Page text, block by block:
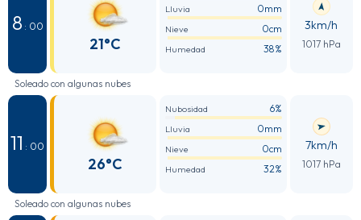
8 : 00
21°C
Lluvia 0mm
Nieve 0cm
Humedad 38%
3km/h
1017 hPa
Soleado con algunas nubes
11 : 00
26°C
Nubosidad 6%
Lluvia 0mm
Nieve 0cm
Humedad 32%
7km/h
1017 hPa
Soleado con algunas nubes